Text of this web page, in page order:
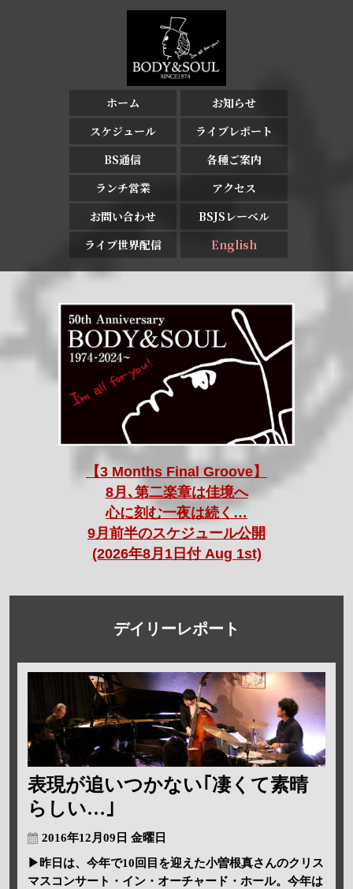
ホーム
お知らせ
スケジュール
ライブレポート
BS通信
各種ご案内
ランチ営業
アクセス
お問い合わせ
BSJSレーベル
ライブ世界配信
English
【3 Months Final Groove】
8月､第二楽章は佳境へ
心に刻む一夜は続く…
9月前半のスケジュール公開
(2026年8月1日付 Aug 1st)
デイリーレポート
表現が追いつかない｢凄くて素晴
らしい…｣
2016年12月09日 金曜日
▶昨日は、今年で10回目を迎えた小曽根真さんのクリス
マスコンサート・イン・オーチャード・ホール。今年は